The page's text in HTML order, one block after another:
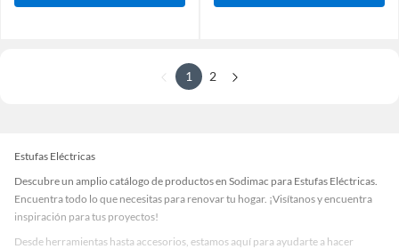
1 2
Estufas Eléctricas
Descubre un amplio catálogo de productos en Sodimac para Estufas Eléctricas.
Encuentra todo lo que necesitas para renovar tu hogar. ¡Visítanos y encuentra
inspiración para tus proyectos!
Desde herramientas hasta accesorios, estamos aquí para ayudarte a hacer